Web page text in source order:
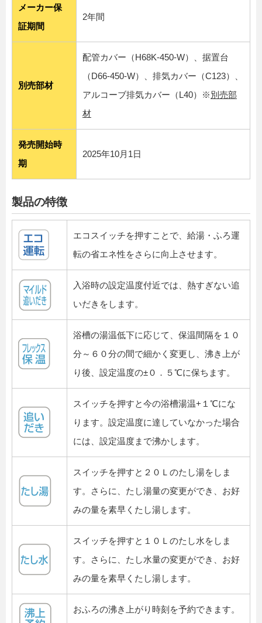
メーカー保
証期間
2年間
別売部材
配管カバー（H68K-450-W）、据置台
（D66-450-W）、排気カバー（C123）、
アルコーブ排気カバー（L40）※別売部
材
発売開始時
期
2025年10月1日
製品の特徴
エコスイッチを押すことで、給湯・ふろ運
転の省エネ性をさらに向上させます。
入浴時の設定温度付近では、熱すぎない追
いだきをします。
浴槽の湯温低下に応じて、保温間隔を１０
分～６０分の間で細かく変更し、沸き上が
り後、設定温度の±０．５℃に保ちます。
スイッチを押すと今の浴槽湯温+１℃にな
ります。設定温度に達していなかった場合
には、設定温度まで沸かします。
スイッチを押すと２０Ｌのたし湯をしま
す。さらに、たし湯量の変更ができ、お好
みの量を素早くたし湯します。
スイッチを押すと１０Ｌのたし水をしま
す。さらに、たし水量の変更ができ、お好
みの量を素早くたし湯します。
おふろの沸き上がり時刻を予約できます。